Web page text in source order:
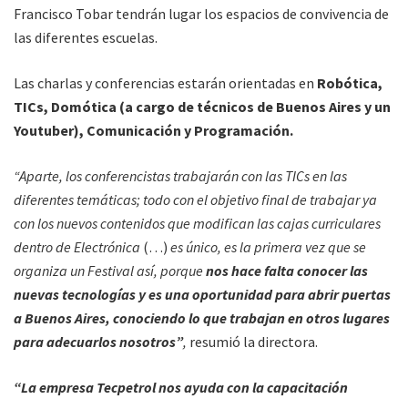
Francisco Tobar tendrán lugar los espacios de convivencia de
las diferentes escuelas.
Las charlas y conferencias estarán orientadas en Robótica,
TICs, Domótica (a cargo de técnicos de Buenos Aires y un
Youtuber), Comunicación y Programación.
“Aparte, los conferencistas trabajarán con las TICs en las
diferentes temáticas; todo con el objetivo final de trabajar ya
con los nuevos contenidos que modifican las cajas curriculares
dentro de Electrónica (…) es único, es la primera vez que se
organiza un Festival así, porque nos hace falta conocer las
nuevas tecnologías y es una oportunidad para abrir puertas
a Buenos Aires, conociendo lo que trabajan en otros lugares
para adecuarlos nosotros”, resumió la directora.
“La empresa Tecpetrol nos ayuda con la capacitación